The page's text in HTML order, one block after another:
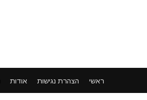
ראשי הצהרת נגישות אודות